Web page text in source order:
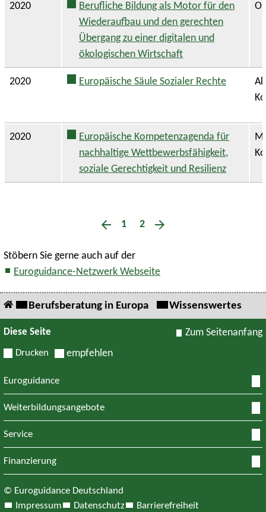
2020
Berufliche Bildung als Motor für den
Wiederaufbau und den gerechten
Übergang zu einer digitalen und
ökologischen Wirtschaft
2020 Europäische Säule Sozialer Rechte
2020
Europäische Kompetenzagenda für
nachhaltige Wettbewerbsfähigkeit,
soziale Gerechtigkeit und Resilienz
1 2
Stöbern Sie gerne auch auf der
Euroguidance-Netzwerk Webseite
Berufsberatung in Europa Wissenswertes
Diese Seite
Drucken empfehlen
Zum Seitenanfang
Euroguidance
Weiterbildungsangebote
Service
Finanzierung
© Euroguidance Deutschland
Impressum
Datenschutz Barrierefreiheit